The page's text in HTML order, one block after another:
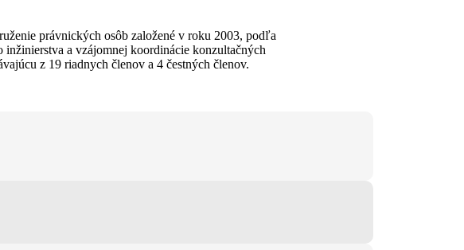
právnických osôb založené v roku 2003, podľa
a vzájomnej koordinácie konzultačných
z 19 riadnych členov a 4 čestných členov.